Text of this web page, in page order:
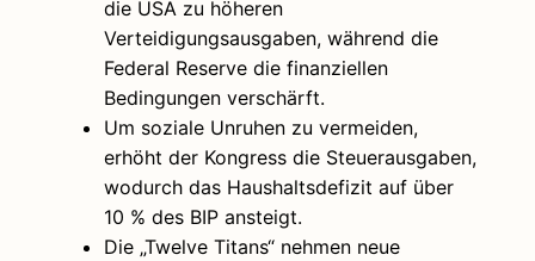
die USA zu höheren
Verteidigungsausgaben, während die
Federal Reserve die finanziellen
Bedingungen verschärft.
Um soziale Unruhen zu vermeiden,
erhöht der Kongress die Steuerausgaben,
wodurch das Haushaltsdefizit auf über
10 % des BIP ansteigt.
Die „Twelve Titans“ nehmen neue